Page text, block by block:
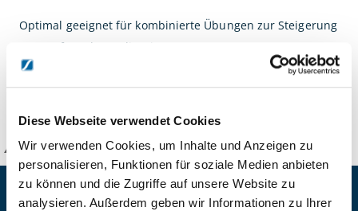
Diese Webseite verwendet Cookies
Wir verwenden Cookies, um Inhalte und Anzeigen zu
personalisieren, Funktionen für soziale Medien anbieten
zu können und die Zugriffe auf unsere Website zu
analysieren. Außerdem geben wir Informationen zu Ihrer
Optimal geeignet für kombinierte Übungen zur Steigerung
von Kraft und Koordination
KANZLSPERGER GmbH
KONTAKTIEREN SIE UNS